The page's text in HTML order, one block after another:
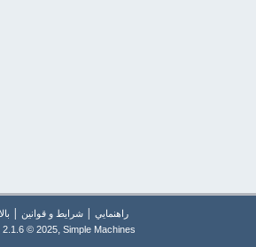
راهنمايي | شرایط و قوانین |
2.1.6 © 2025, Simple Machines